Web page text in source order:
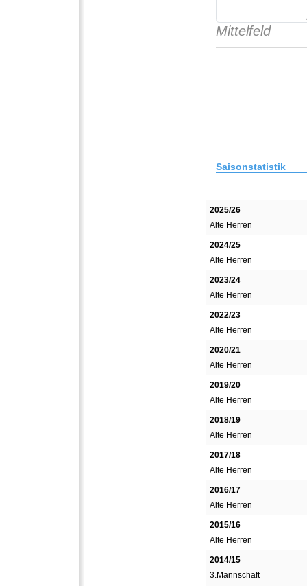
Mittelfeld
Saisonstatistik
2025/26
Alte Herren
2024/25
Alte Herren
2023/24
Alte Herren
2022/23
Alte Herren
2020/21
Alte Herren
2019/20
Alte Herren
2018/19
Alte Herren
2017/18
Alte Herren
2016/17
Alte Herren
2015/16
Alte Herren
2014/15
3.Mannschaft